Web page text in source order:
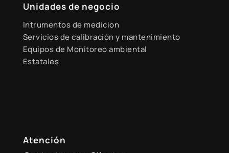
Unidades de negocio
Intrumentos de medicion
Servicios de calibración y mantenimiento
Equipos de Monitoreo ambiental
Estatales
Atención